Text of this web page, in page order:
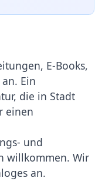
E-Books,
Ein
die in Stadt
einen
und
willkommen. Wir
an.